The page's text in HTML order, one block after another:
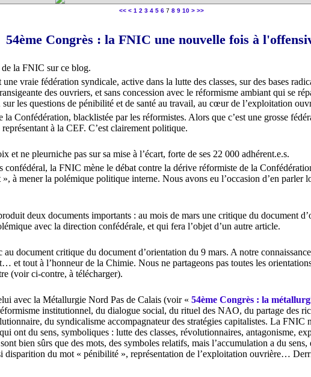
<< < 1 2 3 4 5 6 7 8 9 10 20
30
40
50
60
70
80
90
100
200
300
400
500
600
700
800
900
1000
1100
1200
1300
1400
> >>
54ème Congrès : la FNIC une nouvelle fois à
la FNIC sur ce blog.
vraie fédération syndicale, active dans la lutte des classes, sur des bases
des ouvriers, et sans concession avec le réformisme ambiant qui se
les questions de pénibilité et de santé au travail, au cœur de l’exploitation
Confédération, blacklistée par les réformistes. Alors que c’est une grosse
à la CEF. C’est clairement politique.
et ne pleurniche pas sur sa mise à l’écart, forte de ses 22 000 adhérent.e.s.
confédéral, la FNIC mène le débat contre la dérive réformiste de la
à mener la polémique politique interne. Nous avons eu l’occasion d’en parler
deux documents importants : au mois de mars une critique du document
avec la direction confédérale, et qui fera l’objet d’un autre article.
document critique du document d’orientation du 9 mars. A notre
et tout à l’honneur de la Chimie. Nous ne partageons pas toutes les
(voir ci-contre, à télécharger).
avec la Métallurgie Nord Pas de Calais (voir « 54ème Congrès : la
institutionnel, du dialogue social, du rituel des NAO, du partage des
du syndicalisme accompagnateur des stratégies capitalistes. La FNIC
ont du sens, symboliques : lutte des classes, révolutionnaires, antagonisme,
bien sûrs que des mots, des symboles relatifs, mais l’accumulation a du
disparition du mot « pénibilité », représentation de l’exploitation ouvrière…